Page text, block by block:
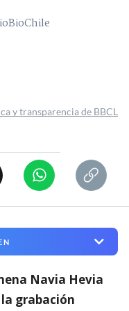
y transparencia de BBCL
Navia Hevia
grabación